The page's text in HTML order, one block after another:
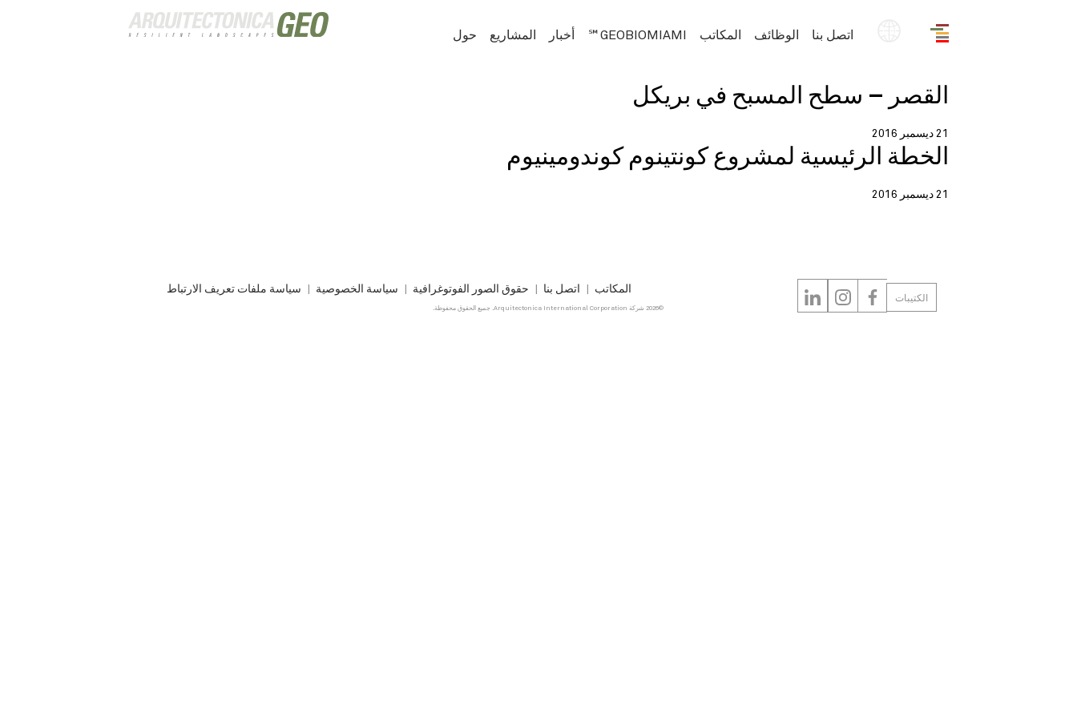
حول المشاريع أخبار GEOBIOMIAMI℠ المكاتب الوظائف اتصل بنا
القصر – سطح المسبح في بريكل
21 ديسمبر 2016
الخطة الرئيسية لمشروع كونتينوم كوندومينيوم
21 ديسمبر 2016
المكاتب اتصل بنا حقوق الصور الفوتوغرافية سياسة الخصوصية سياسة ملفات تعريف الارتباط
©2026 شركة Arquitectonica International Corporation. جميع الحقوق محفوظة.
الكتيبات